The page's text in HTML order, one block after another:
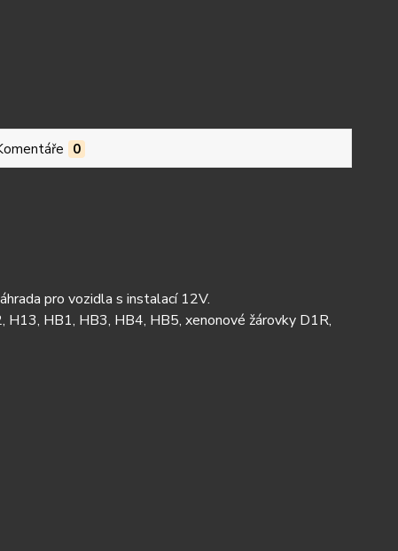
0
pro vozidla s instalací 12V.
HB1, HB3, HB4, HB5, xenonové žárovky D1R,